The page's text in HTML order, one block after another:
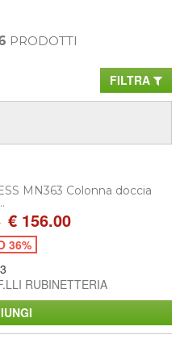
PRODOTTI
FILTRA
MN363 Colonna doccia
€ 156.00
36%
RUBINETTERIA